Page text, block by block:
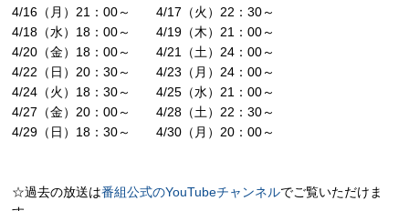
4/16（月）21：00～ 4/17（火）22：30～
4/18（水）18：00～ 4/19（木）21：00～
4/20（金）18：00～ 4/21（土）24：00～
4/22（日）20：30～ 4/23（月）24：00～
4/24（火）18：30～ 4/25（水）21：00～
4/27（金）20：00～ 4/28（土）22：30～
4/29（日）18：30～ 4/30（月）20：00～
☆過去の放送は番組公式のYouTubeチャンネルでご覧いただけま